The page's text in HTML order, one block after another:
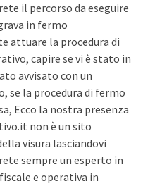
il percorso da eseguire
in fermo
attuare la procedura di
capire se vi è stato in
avvisato con un
se la procedura di fermo
Ecco la nostra presenza
non è un sito
visura lasciandovi
sempre un esperto in
e operativa in